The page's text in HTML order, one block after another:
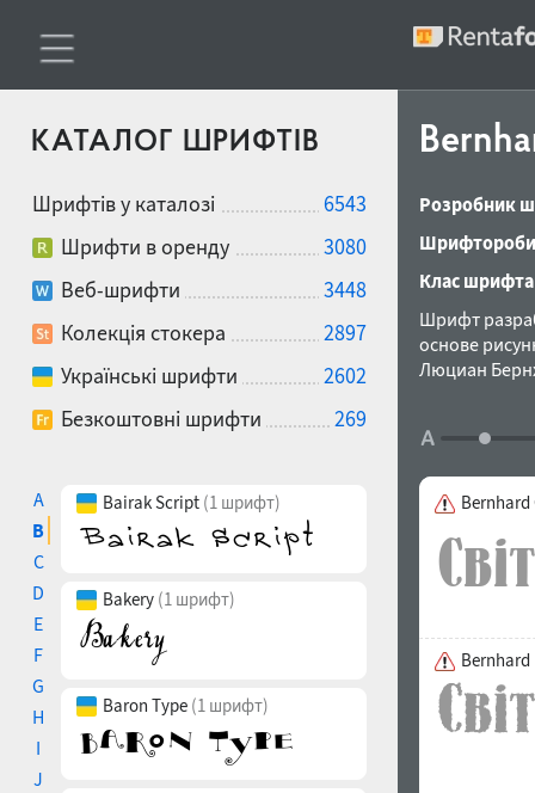
КАТАЛОГ ШРИФТІВ
Шрифтів у каталозі
6543
Шрифти в оренду
3080
Веб-шрифти
3448
Колекція стокера
2897
Українські шрифти
2602
Безкоштовні шрифти
269
A
B
C
D
E
F
G
H
I
J
Bairak Script (1 шрифт)
Bakery (1 шрифт)
Baron Type (1 шрифт)
Розробник
Клас
Шрифт
основе
Люциан
Bernhard
Bernhard